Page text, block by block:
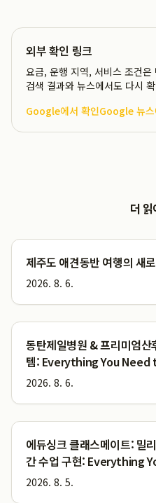
외부 확인 링크
요금, 운행 지역, 서비스 조건
검색 결과와 뉴스에서도 다시
Google에서 확인Google 뉴스
더
제주도 애견동반 여행의 새
2026. 8. 6.
동탄제일병원 & 프리미엄
템: Everything You Need
2026. 8. 6.
에듀싱크 클래스메이트: 밀
간 수업 구현: Everything
2026. 8. 5.